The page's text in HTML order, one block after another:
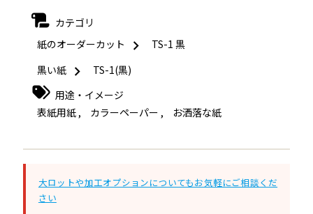
カテゴリ
紙のオーダーカット
TS-1 黒
黒い紙
TS-1(黒)
用途・イメージ
表紙用紙 , カラーペーパー , お洒落な紙
大ロットや加工オプションについてもお気軽にご相談くだ
さい